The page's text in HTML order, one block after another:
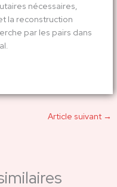
nécessaires,
la reconstruction
par les pairs dans
Article suivant →